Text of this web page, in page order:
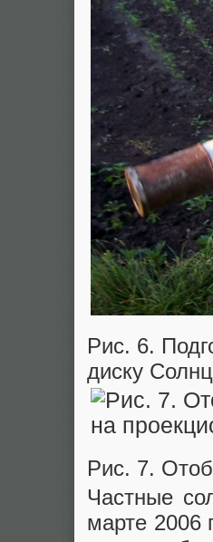
Рис. 6.
диску
Рис. 7.
Частные
марте 2006